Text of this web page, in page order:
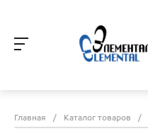
Главная / Каталог товаров /